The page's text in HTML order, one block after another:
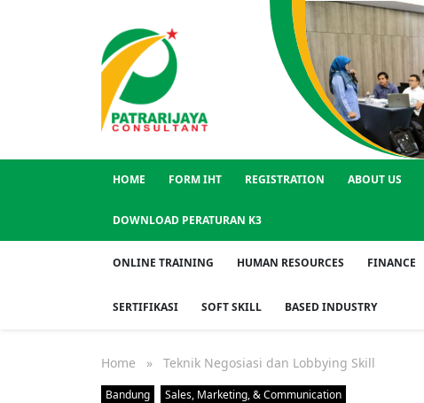
HOME FORM IHT REGISTRATION ABOUT US
DOWNLOAD PERATURAN K3
ONLINE TRAINING HUMAN RESOURCES FINANCE
SERTIFIKASI SOFT SKILL BASED INDUSTRY
Home » Teknik Negosiasi dan Lobbying Skill
Bandung Sales, Marketing, & Communication